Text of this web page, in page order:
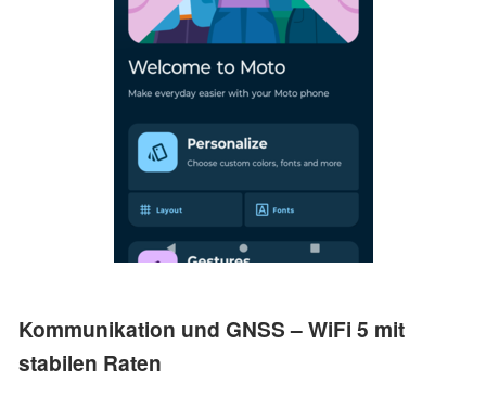
Kommunikation und GNSS – WiFi 5 mit
stabilen Raten